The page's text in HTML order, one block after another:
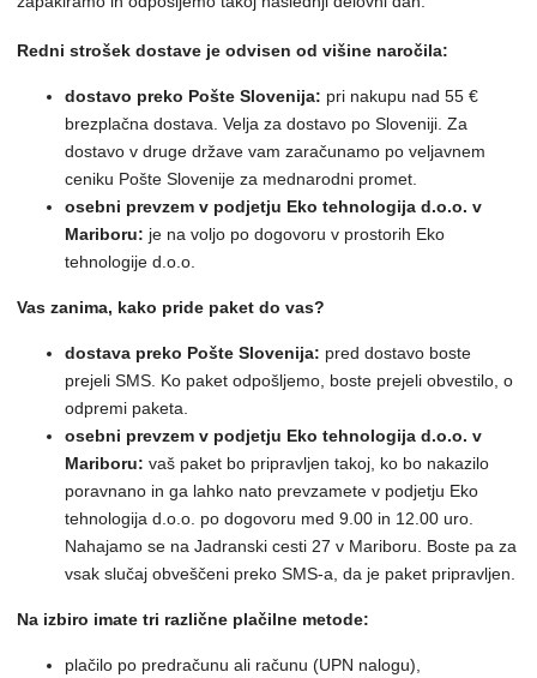
Redni strošek dostave je odvisen od višine naročila:
dostavo preko Pošte Slovenija: pri nakupu nad 55 €
brezplačna dostava. Velja za dostavo po Sloveniji. Za
dostavo v druge države vam zaračunamo po veljavnem
ceniku Pošte Slovenije za mednarodni promet.
osebni prevzem v podjetju Eko tehnologija d.o.o. v
Mariboru: je na voljo po dogovoru v prostorih Eko
tehnologije d.o.o.
Vas zanima, kako pride paket do vas?
dostava preko Pošte Slovenija: pred dostavo boste
prejeli SMS. Ko paket odpošljemo, boste prejeli obvestilo, o
odpremi paketa.
osebni prevzem v podjetju Eko tehnologija d.o.o. v
Mariboru: vaš paket bo pripravljen takoj, ko bo nakazilo
poravnano in ga lahko nato prevzamete v podjetju Eko
tehnologija d.o.o. po dogovoru med 9.00 in 12.00 uro.
Nahajamo se na Jadranski cesti 27 v Mariboru. Boste pa za
vsak slučaj obveščeni preko SMS-a, da je paket pripravljen.
Na izbiro imate tri različne plačilne metode:
plačilo po predračunu ali računu (UPN nalogu),